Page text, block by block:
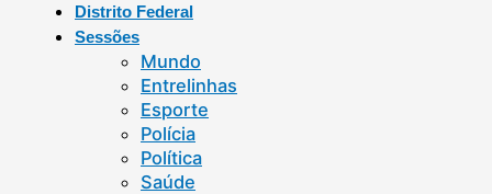
Distrito Federal
Sessões
Mundo
Entrelinhas
Esporte
Polícia
Política
Saúde